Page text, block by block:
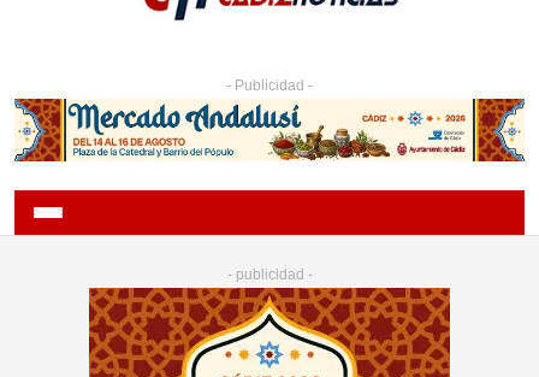
- Publicidad -
- publicidad -